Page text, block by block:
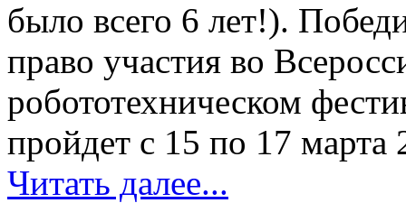
было всего 6 лет!).
право участия во
робототехническом
пройдет с 15 по 17 марта
Читать далее...